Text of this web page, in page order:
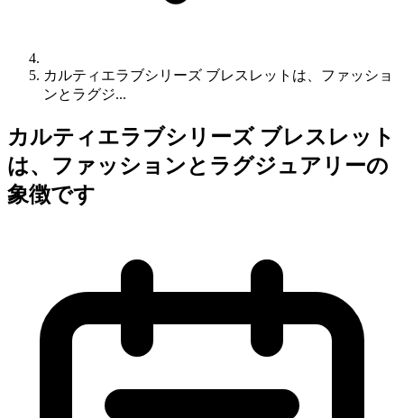
カルティエラブシリーズ ブレスレットは、ファッショ
ンとラグジ...
カルティエラブシリーズ ブレスレット
は、ファッションとラグジュアリーの
象徴です